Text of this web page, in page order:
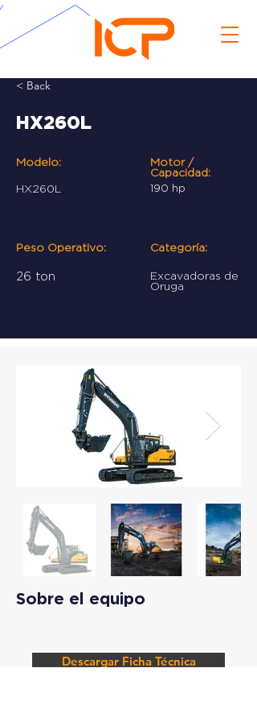
< Back
HX260L
Modelo:
HX260L
Motor /
Capacidad:
190 hp
Peso Operativo:
26 ton
Categoría:
Excavadoras de
Oruga
Sobre el equipo
Descargar Ficha Técnica